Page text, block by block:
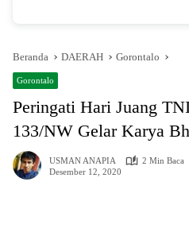
Beranda DAERAH Gorontalo
Gorontalo
Peringati Hari Juang
133/NW Gelar Karya
USMAN ANAPIA
2 Min Baca
Desember 12, 2020